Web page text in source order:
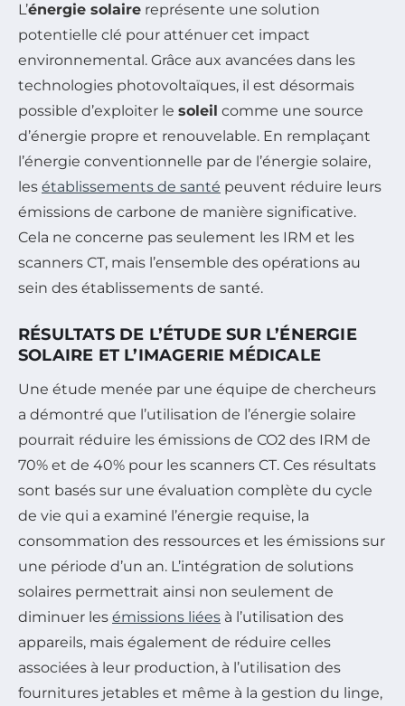
L’énergie solaire représente une solution
potentielle clé pour atténuer cet impact
environnemental. Grâce aux avancées dans les
technologies photovoltaïques, il est désormais
possible d’exploiter le soleil comme une source
d’énergie propre et renouvelable. En remplaçant
l’énergie conventionnelle par de l’énergie solaire,
les établissements de santé peuvent réduire leurs
émissions de carbone de manière significative.
Cela ne concerne pas seulement les IRM et les
scanners CT, mais l’ensemble des opérations au
sein des établissements de santé.
RÉSULTATS DE L’ÉTUDE SUR L’ÉNERGIE
SOLAIRE ET L’IMAGERIE MÉDICALE
Une étude menée par une équipe de chercheurs
a démontré que l’utilisation de l’énergie solaire
pourrait réduire les émissions de CO2 des IRM de
70% et de 40% pour les scanners CT. Ces résultats
sont basés sur une évaluation complète du cycle
de vie qui a examiné l’énergie requise, la
consommation des ressources et les émissions sur
une période d’un an. L’intégration de solutions
solaires permettrait ainsi non seulement de
diminuer les émissions liées à l’utilisation des
appareils, mais également de réduire celles
associées à leur production, à l’utilisation des
fournitures jetables et même à la gestion du linge,